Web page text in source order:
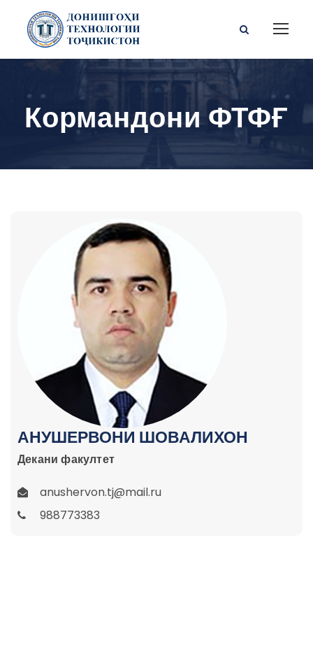
Кормандони ФТФҒ
АНУШЕРВОНИ ШОВАЛИХОН
Декани факултет
anushervon.tj@mail.ru
988773383